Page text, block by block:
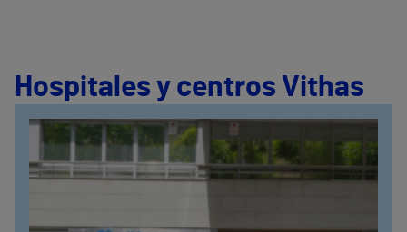
Hospitales y centros Vithas